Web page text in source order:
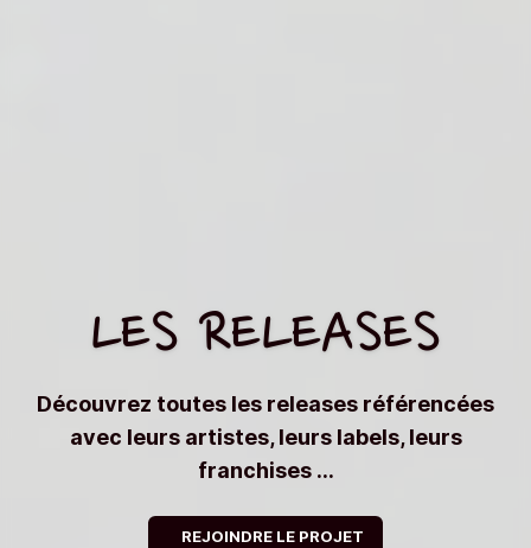
LES RELEASES
Découvrez toutes les releases référencées
avec leurs artistes, leurs labels, leurs
franchises ...
REJOINDRE LE PROJET